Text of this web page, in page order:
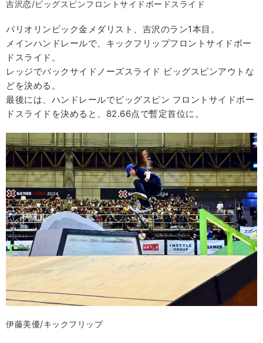
吉沢恋/ビッグスピンフロントサイドボードスライド
パリオリンピック金メダリスト、吉沢のラン1本目。
メインハンドレールで、キックフリップフロントサイドボー
ドスライド。
レッジでバックサイドノーズスライド ビッグスピンアウトな
どを決める。
最後には、ハンドレールでビッグスピン フロントサイドボー
ドスライドを決めると、82.66点で暫定首位に。
伊藤美優/キックフリップ